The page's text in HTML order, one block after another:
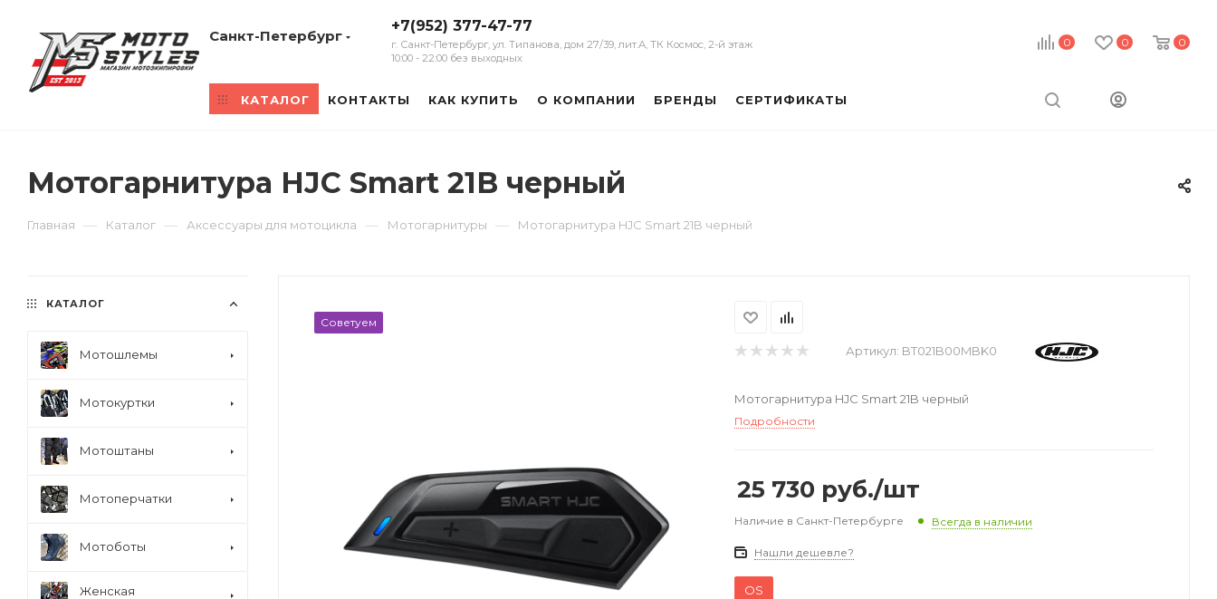
0 0 0
Санкт-Петербург
+7(952) 377-47-77
г. Санкт-Петербург, ул. Типанова, дом 27/39, лит.А, ТК Космос, 2-й этаж
10:00 - 22:00 без выходных
КАТАЛОГ КОНТАКТЫ КАК КУПИТЬ О КОМПАНИИ БРЕНДЫ СЕРТИФИКАТЫ
Мотогарнитура HJC Smart 21B черный
Главная — Каталог — Аксессуары для мотоцикла — Мотогарнитуры — Мотогарнитура HJC Smart 21B черный
Советуем
Артикул: BT021B00MBK0
Мотогарнитура HJC Smart 21B черный
Подробности
25 730 руб./шт
Наличие в Санкт-Петербурге Всегда в наличии
Нашли дешевле?
OS
КАТАЛОГ
Мотошлемы
Мотокуртки
Мотоштаны
Мотоперчатки
Мотоботы
Женская